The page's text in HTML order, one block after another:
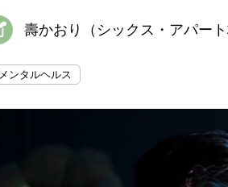
壽かおり（シックス・アパー
ンタルヘルス